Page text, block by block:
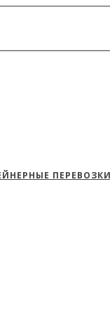
ПЕРЕВОЗКИ